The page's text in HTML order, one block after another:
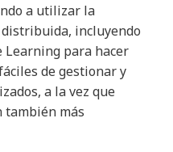
a utilizar la
incluyendo
Learning para hacer
de gestionar y
a la vez que
también más